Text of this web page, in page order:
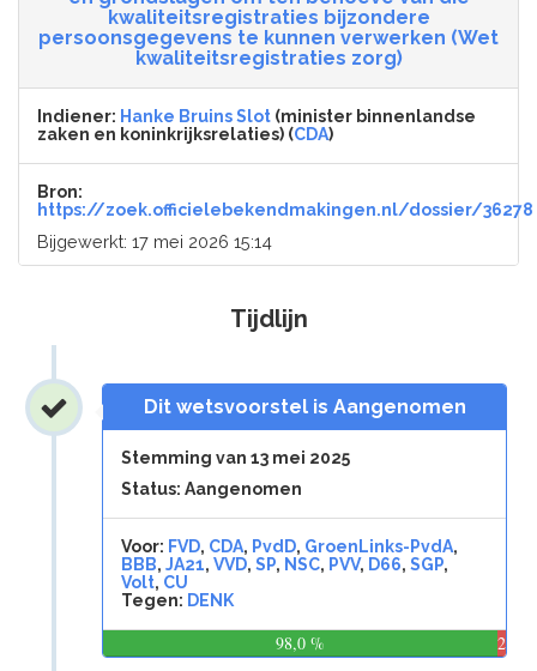
kwaliteitsregistraties bijzondere
persoonsgegevens te kunnen verwerken (Wet
kwaliteitsregistraties zorg)
Indiener: Hanke Bruins Slot (minister binnenlandse
zaken en koninkrijksrelaties) (CDA)
Bron:
https://zoek.officielebekendmakingen.nl/dossier/36278
Bijgewerkt: 17 mei 2026 15:14
Tijdlijn
Dit wetsvoorstel is Aangenomen
Stemming van 13 mei 2025
Status: Aangenomen
Voor: FVD, CDA, PvdD, GroenLinks-PvdA,
BBB,JA21,VVD,SP, NSC, PVV, D66,SGP,
Volt, CU
Tegen: DENK
98,0 %
2,0